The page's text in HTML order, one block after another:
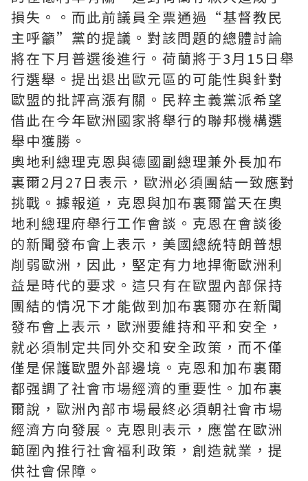
損失。。而此前議員全票通過“基督教民
主呼籲”黨的提議。對該問題的總體討論
將在下月普選後進行。荷蘭將于3月15日舉
行選舉。提出退出歐元區的可能性與針對
歐盟的批評高漲有關。民粹主義黨派希望
借此在今年歐洲國家將舉行的聯邦機構選
舉中獲勝。
奧地利總理克恩與德國副總理兼外長加布
裏爾2月27日表示，歐洲必須團結一致應對
挑戰。據報道，克恩與加布裏爾當天在奧
地利總理府舉行工作會談。克恩在會談後
的新聞發布會上表示，美國總統特朗普想
削弱歐洲，因此，堅定有力地捍衛歐洲利
益是時代的要求。這只有在歐盟內部保持
團結的情况下才能做到加布裏爾亦在新聞
發布會上表示，歐洲要維持和平和安全，
就必須制定共同外交和安全政策，而不僅
僅是保護歐盟外部邊境。克恩和加布裏爾
都强調了社會市場經濟的重要性。加布裏
爾說，歐洲內部市場最終必須朝社會市場
經濟方向發展。克恩則表示，應當在歐洲
範圍內推行社會福利政策，創造就業，提
供社會保障。